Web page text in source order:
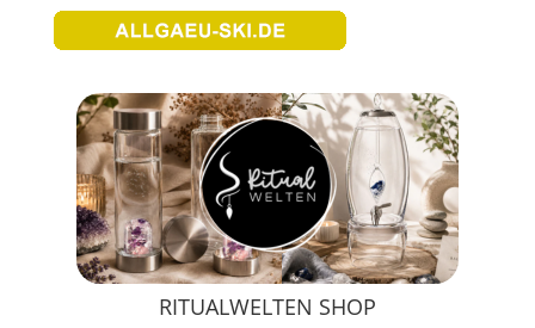
RITUALWELTEN SHOP